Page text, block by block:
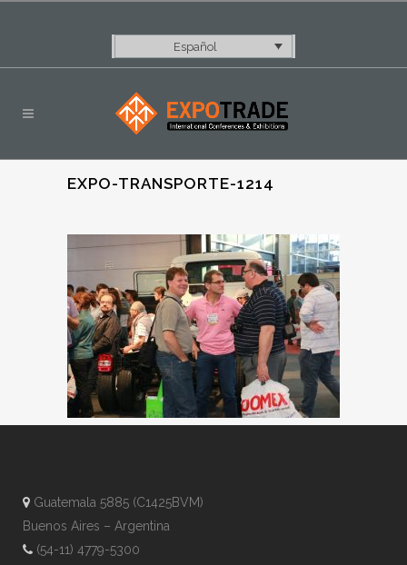
Español
EXPO-TRANSPORTE-1214
Guatemala 5885 (C1425BVM)
Buenos Aires – Argentina
(54-11) 4779-5300